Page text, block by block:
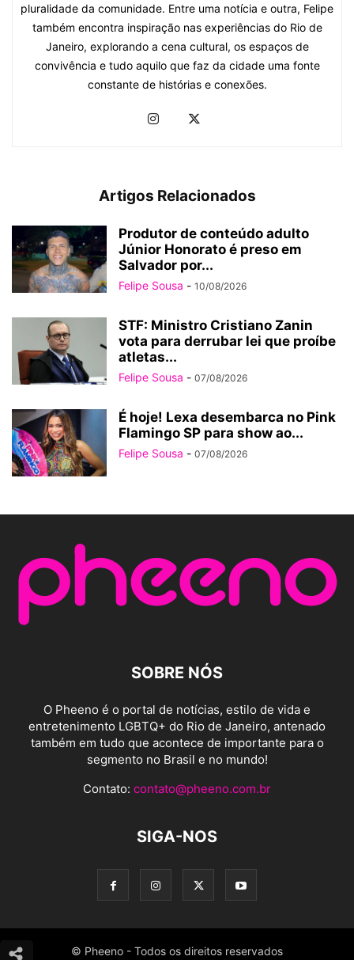
pluralidade da comunidade. Entre uma notícia e outra, Felipe
também encontra inspiração nas experiências do Rio de
Janeiro, explorando a cena cultural, os espaços de
convivência e tudo aquilo que faz da cidade uma fonte
constante de histórias e conexões.
Artigos Relacionados
Produtor de conteúdo adulto
Júnior Honorato é preso em
Salvador por...
Felipe Sousa - 10/08/2026
STF: Ministro Cristiano Zanin
vota para derrubar lei que proíbe
atletas...
Felipe Sousa - 07/08/2026
É hoje! Lexa desembarca no Pink
Flamingo SP para show ao...
Felipe Sousa - 07/08/2026
SOBRE NÓS
O Pheeno é o portal de notícias, estilo de vida e
entretenimento LGBTQ+ do Rio de Janeiro, antenado
também em tudo que acontece de importante para o
segmento no Brasil e no mundo!
Contato: contato@pheeno.com.br
SIGA-NOS
© Pheeno - Todos os direitos reservados